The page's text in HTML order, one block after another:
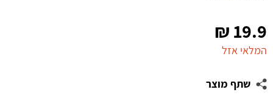
19.9
₪
המלאי אזל
שתף מוצר